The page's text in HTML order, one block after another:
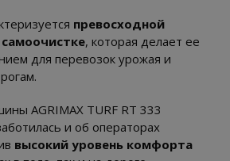
превосходной
, которая делает ее
для перевозок урожая и
AGRIMAX TURF RT 333
и об операторах
высокий уровень комфорта